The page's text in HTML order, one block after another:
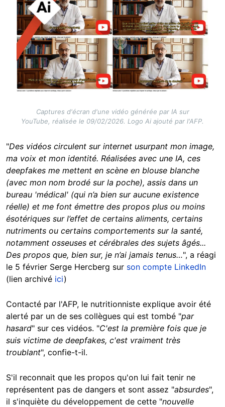
Captures d'écran d'une vidéo générée par IA sur
YouTube, réalisée le 09/02/2026. Logo Ai ajouté par l'AFP.
"Des vidéos circulent sur internet usurpant mon image,
ma voix et mon identité. Réalisées avec une IA, ces
deepfakes me mettent en scène en blouse blanche
(avec mon nom brodé sur la poche), assis dans un
bureau 'médical' (qui n’a bien sur aucune existence
réelle) et me font émettre des propos plus ou moins
ésotériques sur l’effet de certains aliments, certains
nutriments ou certains comportements sur la santé,
notamment osseuses et cérébrales des sujets âgés...
Des propos que, bien sur, je n’ai jamais tenus…", a réagi
le 5 février Serge Hercberg sur son compte LinkedIn
(lien archivé ici)
Contacté par l'AFP, le nutritionniste explique avoir été
alerté par un de ses collègues qui est tombé "par
hasard" sur ces vidéos. "C'est la première fois que je
suis victime de deepfakes, c'est vraiment très
troublant", confie-t-il.
S'il reconnait que les propos qu'on lui fait tenir ne
représentent pas de dangers et sont assez "absurdes",
il s'inquiète du développement de cette "nouvelle